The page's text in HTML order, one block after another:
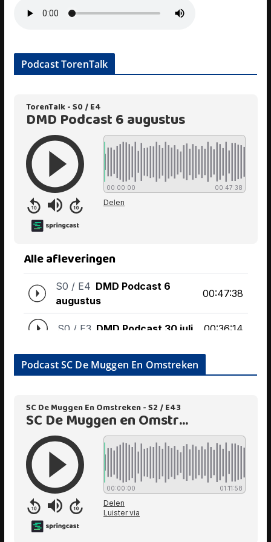
Podcast TorenTalk
Podcast SC De Muggen En Omstreken